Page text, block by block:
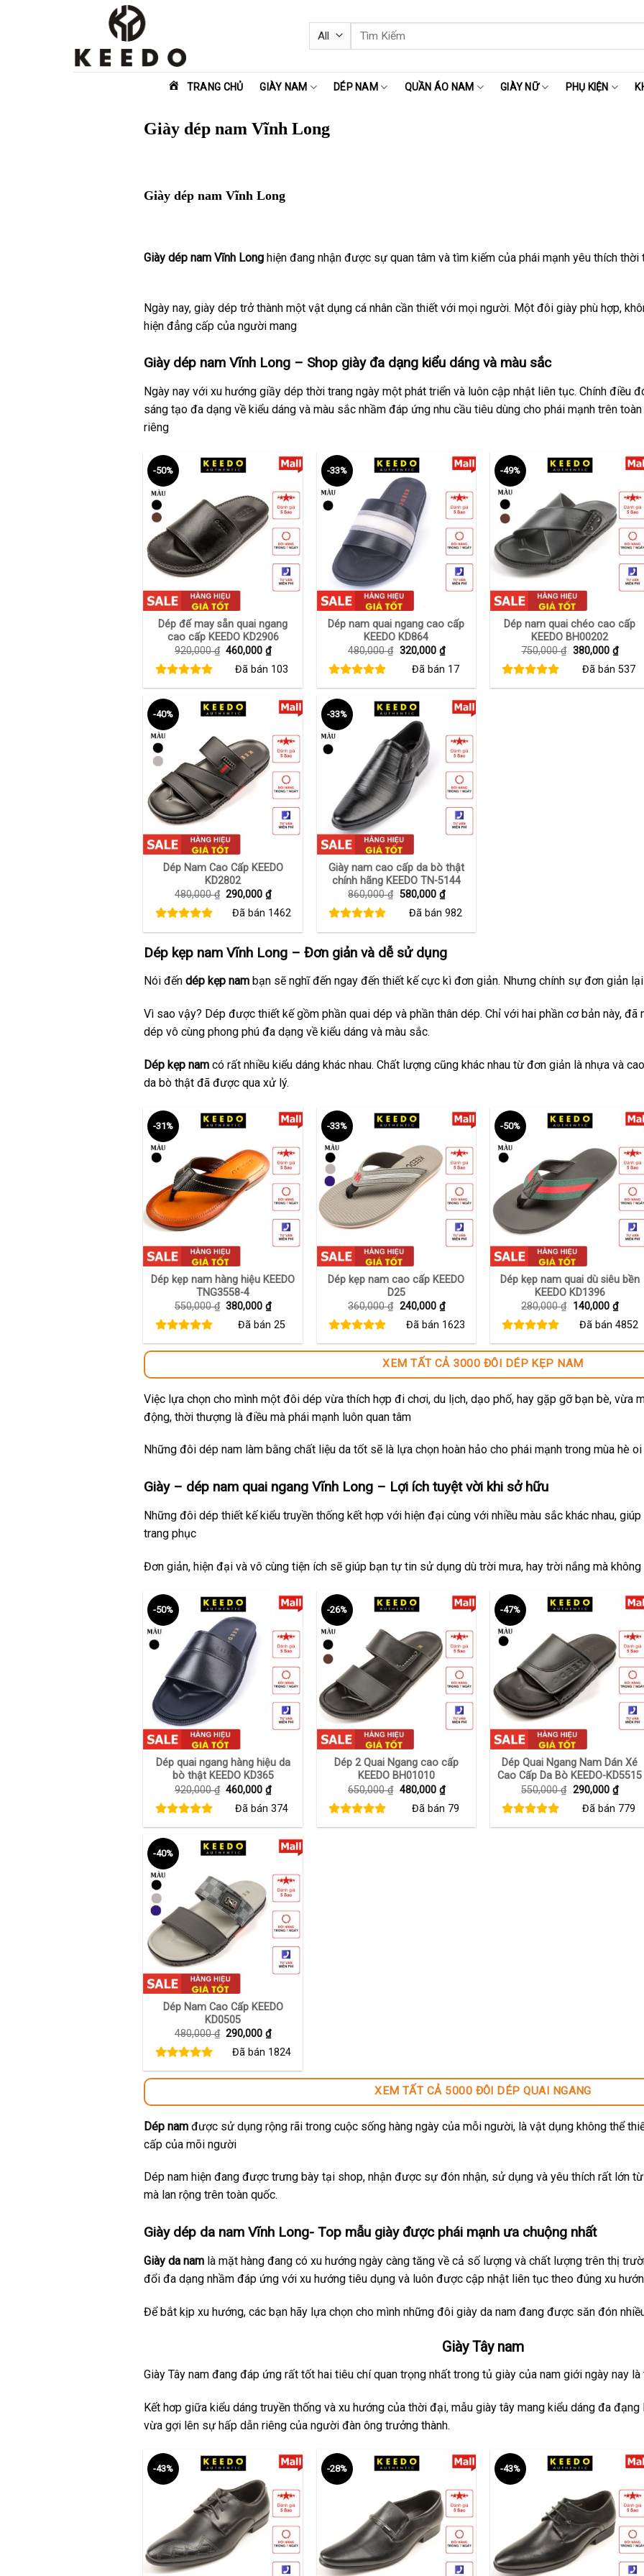
Tìm
kiếm:
TRANG CHỦ GIÀY NAM DÉP NAM QUẦN ÁO NAM GIÀY NỮ PHỤ KIỆN
Giày dép nam Vĩnh Long
Giày dép nam Vĩnh Long
Giày dép nam Vĩnh Long hiện đang nhận được sự quan tâm và tìm kiếm của phái mạnh yêu thích thời
Ngày nay, giày dép trở thành một vật dụng cá nhân cần thiết với mọi người. Một đôi giày phù hợp,
hiện đẳng cấp của người mang
Giày dép nam Vĩnh Long – Shop giày đa dạng kiểu dáng và màu sắc
Ngày nay với xu hướng giầy dép thời trang ngày một phát triển và luôn cập nhật liên tục. Chính điều
sáng tạo đa dạng về kiểu dáng và màu sắc nhầm đáp ứng nhu cầu tiêu dùng cho phái mạnh trên
riêng
-50%
+
Dép đế may sẵn quai ngang
cao cấp KEEDO KD2906
920,000₫ Giá
là:
460,000₫Giá
hiện
tại
460,000 ₫.
Đã bán 103
-33%
+
Dép nam quai ngang cao cấp
KEEDO KD864
480,000₫ Giá
320,000 ₫Giá
hiện
tại
320,000 ₫.
Đã bán 17
-49%
+
Dép nam quai chéo cao cấp
KEEDO BH00202
750,000₫ Giá
380,000 ₫Giá
hiện
tại
Đã bán 537
-40%
+
Dép Nam Cao Cấp KEEDO
KD2802
480,000₫ Giá
là:
290,000₫Giá
tại
290,000 ₫.
Đã bán 1462
-33%
+
Giày nam cao cấp da bò thật
chính hãng KEEDO TN-5144
860,000₫ Giá
580,000 ₫Giá
tại
580,000 ₫.
Đã bán 982
Dép kẹp nam Vĩnh Long – Đơn giản và dễ sử dụng
Nói đến dép kẹp nambạn sẽ nghĩ đến ngay đến thiết kế cực kì đơn giản. Nhưng chính sự đơn giản
Vì sao vậy? Dép được thiết kế gồm phần quai dép và phần thân dép. Chỉ với hai phần cơ bản này,
dép vô cùng phong phú đa dạng về kiểu dáng và màu sắc.
Dép kẹp namcó rất nhiều kiểu dáng khác nhau. Chất lượng cũng khác nhau từ đơn giản là nhựa và
da bò thật đã được qua xử lý.
-31%
+
Dép kẹp nam hàng hiệu KEEDO
TNG3558-4
550,000₫ Giá
380,000₫Giá
hiện
tại
380,000 ₫.
Đã bán25
-33%
+
Dép kẹp nam cao cấp KEEDO
D25
360,000₫ Giá
là:
240,000 ₫Giá
hiện
tại
240,000 ₫.
Đã bán 1623
-50%
+
Dép kẹp nam quai dù siêu bền
KEEDO KD1396
280,000₫ Giá
là:
140,000 ₫Giá
hiện
tại
Đã bán 4852
XEM TẤT CẢ 3000 ĐÔI DÉP KẸP NAM
Việc lựa chọn cho mình một đôi dép vừa thích hợp đi chơi, du lịch, dạo phố, hay gặp gỡ bạn bè, vừa
động, thời thượng là điều mà phái mạnh luôn quan tâm
Những đôi dép nam làm bằng chất liệu da tốt sẽ là lựa chọn hoàn hảo cho phái mạnh trong mùa hè
Giày – dép nam quai ngang Vĩnh Long – Lợi ích tuyệt vời khi sở hữu
Những đôi dép thiết kế kiểu truyền thống kết hợp với hiện đại cùng với nhiều màu sắc khác nhau,
trang phục
Đơn giản, hiện đại và vô cùng tiện ích sẽ giúp bạn tự tin sử dụng dù trời mưa, hay trời nắng mà
-50%
+
Dép quai ngang hàng hiệu da
bò thật KEEDO KD365
920,000₫ Giá
là:
460,000₫Giá
hiện
tại
460,000 ₫.
Đã bán374
-26%
+
Dép 2 Quai Ngang cao cấp
KEEDO BH01010
650,000₫ Giá
480,000 ₫Giá
hiện
tại
480,000 ₫.
Đã bán 79
-47%
+
Dép Quai Ngang Nam Dán Xé
Cao Cấp Da Bò KEEDO-KD5515
550,000₫ Giá
290,000 ₫Giá
hiện
tại
Đã bán 779
-40%
+
Dép Nam Cao Cấp KEEDO
KD0505
480,000₫ Giá
là:
290,000₫Giá
hiện
tại
290,000 ₫.
Đã bán 1824
XEM TẤT CẢ 5000 ĐÔI DÉP QUAI NGANG
Dép namđược sử dụng rộng rãi trong cuộc sống hàng ngày của mỗi người, là vật dụng không thể
cấp của mõi người
Dép nam hiện đang được trưng bày tại shop, nhận được sự đón nhận, sử dụng và yêu thích rất lớn
mà lan rộng trên toàn quốc.
Giày dép da nam Vĩnh Long- Top mẫu giày được phái mạnh ưa chuộng nhất
Giày da namlà mặt hàng đang có xu hướng ngày càng tăng về cả số lượng và chất lượng trên thị
đổi đa dạng nhầm đáp ứng với xu hướng tiêu dụng và luôn được cập nhật liên tục theo đúng xu
Để bắt kịp xu hướng, các bạn hãy lựa chọn cho mình những đôi giày da nam đang được săn đón
Giày Tây nam
Giày Tây namđang đáp ứng rất tốt hai tiêu chí quan trọng nhất trong tủ giày của nam giới ngày nay là
Kết hơp giữa kiểu dáng truyền thống và xu hướng của thời đại, mẫu giày tây mang kiểu dáng đa
vừa gợi lên sự hấp dẫn riêng của người đàn ông trưởng thành.
-43% -28% -43%